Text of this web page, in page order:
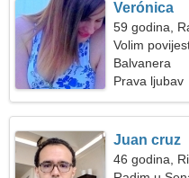
Verónica
59 godina,
Volim
Balvanera
Prava ljubav
Juan cruz
46 godina,